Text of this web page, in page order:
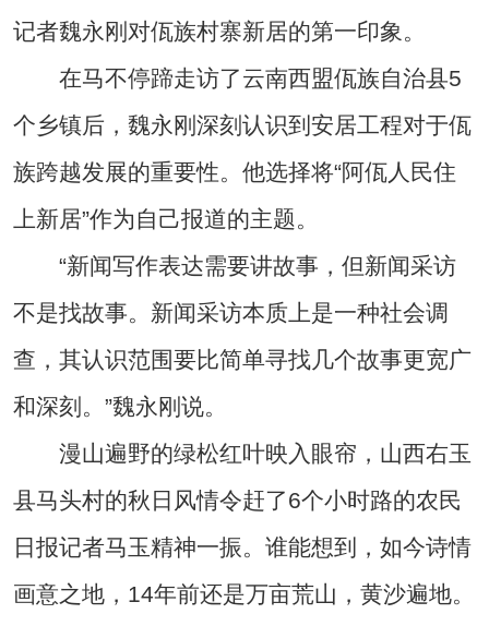
记者魏永刚对佤族村寨新居的第一印象。
在马不停蹄走访了云南西盟佤族自治县5
个乡镇后，魏永刚深刻认识到安居工程对于佤
族跨越发展的重要性。他选择将“阿佤人民住
上新居”作为自己报道的主题。
“新闻写作表达需要讲故事，但新闻采访
不是找故事。新闻采访本质上是一种社会调
查，其认识范围要比简单寻找几个故事更宽广
和深刻。”魏永刚说。
漫山遍野的绿松红叶映入眼帘，山西右玉
县马头村的秋日风情令赶了6个小时路的农民
日报记者马玉精神一振。谁能想到，如今诗情
画意之地，14年前还是万亩荒山，黄沙遍地。